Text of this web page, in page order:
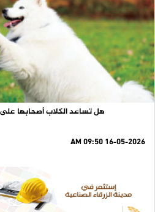
هل تساعد الكلاب أصحابها
16-05-2026 09:50 AM